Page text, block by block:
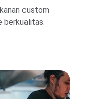
custom
berkualitas.